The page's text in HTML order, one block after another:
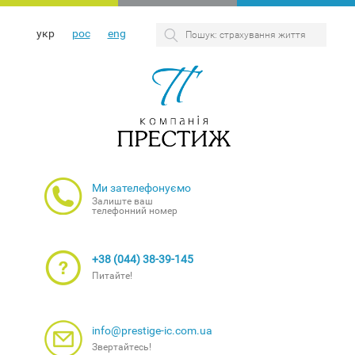
укр рос eng
Ми зателефонуємо
Залиште ваш
телефонний номер
+38 (044) 38-39-145
Питайте!
info@prestige-ic.com.ua
Звертайтесь!